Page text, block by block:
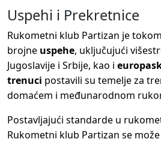
Uspehi i Prekretnice
Rukometni klub Partizan je
brojne uspehe, uključujući
Jugoslavije i Srbije, kao i
trenuci postavili su temelje za
domaćem i međunarodnom
Postavljajući standarde u
Rukometni klub Partizan se